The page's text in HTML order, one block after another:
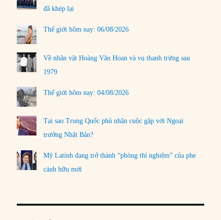
đã khép lại
Thế giới hôm nay: 06/08/2026
Về nhân vật Hoàng Văn Hoan và vụ thanh trừng sau
1979
Thế giới hôm nay: 04/08/2026
Tại sao Trung Quốc phủ nhận cuộc gặp với Ngoại
trưởng Nhật Bản?
Mỹ Latinh đang trở thành “phòng thí nghiệm” của phe
cánh hữu mới